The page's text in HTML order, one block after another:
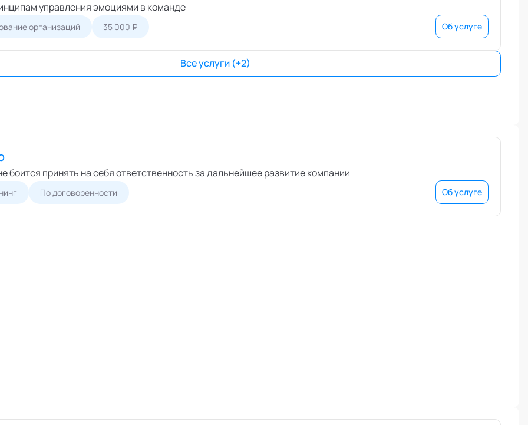
управления эмоциями в команде
организаций 35 000 ₽ Об услуге
Все услуги (+2)
боится принять на себя ответственность за дальнейшее развитие компании
По договоренности Об услуге